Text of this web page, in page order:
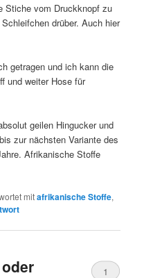
Stiche vom Druckknopf zu
drüber. Auch hier
getragen und ich kann die
und weiter Hose für
geilen Hingucker und
zur nächsten Variante des
Afrikanische Stoffe
mitafrikanische Stoffe,
1